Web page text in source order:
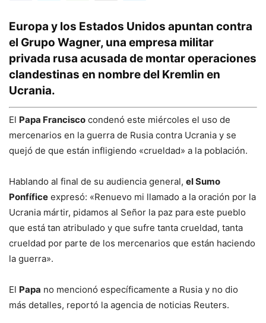
Europa y los Estados Unidos apuntan contra
el Grupo Wagner, una empresa militar
privada rusa acusada de montar operaciones
clandestinas en nombre del Kremlin en
Ucrania.
El Papa Francisco condenó este miércoles el uso de
mercenarios en la guerra de Rusia contra Ucrania y se
quejó de que están infligiendo «crueldad» a la población.
Hablando al final de su audiencia general, el Sumo
Ponfífice expresó: «Renuevo mi llamado a la oración por la
Ucrania mártir, pidamos al Señor la paz para este pueblo
que está tan atribulado y que sufre tanta crueldad, tanta
crueldad por parte de los mercenarios que están haciendo
la guerra».
El Papa no mencionó específicamente a Rusia y no dio
más detalles, reportó la agencia de noticias Reuters.